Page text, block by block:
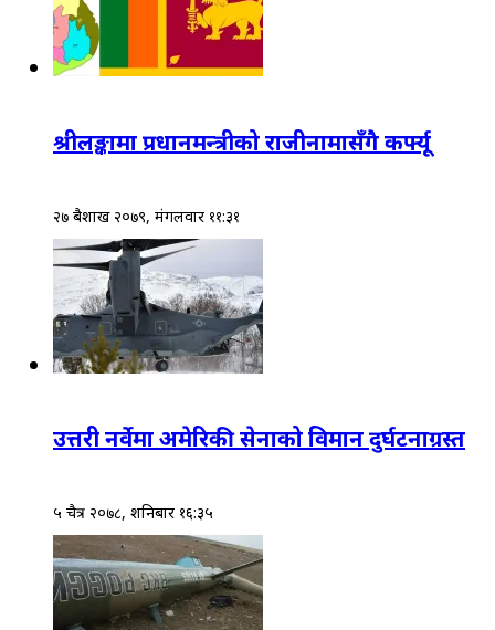
श्रीलङ्कामा प्रधानमन्त्रीको राजीनामासँगै कर्फ्यू
२७ बैशाख २०७९, मंगलवार ११:३१
उत्तरी नर्वेमा अमेरिकी सेनाको विमान दुर्घटनाग्रस्त
५ चैत्र २०७८, शनिबार १६:३५